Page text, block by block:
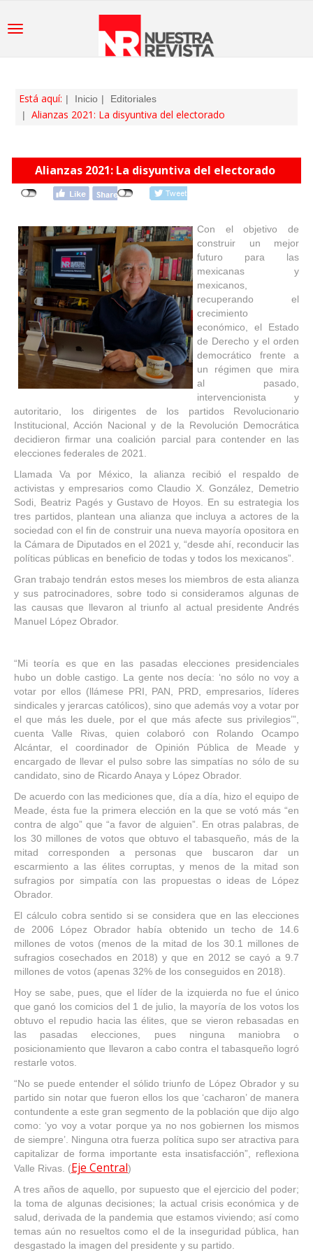
Está aquí: Inicio Editoriales
Alianzas 2021: La disyuntiva del electorado
Alianzas 2021: La disyuntiva del electorado
Con el objetivo de
construir un mejor
futuro para las
mexicanas y
mexicanos,
recuperando el
crecimiento
económico, el Estado
de Derecho y el orden
democrático frente a
un régimen que mira
al pasado,
intervencionista y
autoritario, los dirigentes de los partidos Revolucionario
Institucional, Acción Nacional y de la Revolución Democrática
decidieron firmar una coalición parcial para contender en las
elecciones federales de 2021.
Llamada Va por México, la alianza recibió el respaldo de
activistas y empresarios como Claudio X. González, Demetrio
Sodi, Beatriz Pagés y Gustavo de Hoyos. En su estrategia los
tres partidos, plantean una alianza que incluya a actores de la
sociedad con el fin de construir una nueva mayoría opositora en
la Cámara de Diputados en el 2021 y, “desde ahí, reconducir las
políticas públicas en beneficio de todas y todos los mexicanos”.
Gran trabajo tendrán estos meses los miembros de esta alianza
y sus patrocinadores, sobre todo si consideramos algunas de
las causas que llevaron al triunfo al actual presidente Andrés
Manuel López Obrador.
“Mi teoría es que en las pasadas elecciones presidenciales
hubo un doble castigo. La gente nos decía: ‘no sólo no voy a
votar por ellos (llámese PRI, PAN, PRD, empresarios, líderes
sindicales y jerarcas católicos), sino que además voy a votar por
el que más les duele, por el que más afecte sus privilegios’”,
cuenta Valle Rivas, quien colaboró con Rolando Ocampo
Alcántar, el coordinador de Opinión Pública de Meade y
encargado de llevar el pulso sobre las simpatías no sólo de su
candidato, sino de Ricardo Anaya y López Obrador.
De acuerdo con las mediciones que, día a día, hizo el equipo de
Meade, ésta fue la primera elección en la que se votó más “en
contra de algo” que“a favor de alguien”. En otras palabras, de
los 30 millones de votos que obtuvo el tabasqueño, más de la
mitad corresponden a personas que buscaron dar un
escarmiento a las élites corruptas, y menos de la mitad son
sufragios por simpatía con las propuestas o ideas de López
Obrador.
El cálculo cobra sentido si se considera que en las elecciones
de 2006 López Obrador había obtenido un techo de 14.6
millones de votos (menos de la mitad de los 30.1 millones de
sufragios cosechados en 2018) y que en 2012 se cayó a 9.7
millones de votos (apenas 32% de los conseguidos en 2018).
Hoy se sabe, pues, que el líder de la izquierda no fue el único
que ganó los comicios del 1 de julio, la mayoría de los votos los
obtuvo el repudio hacia las élites, que se vieron rebasadas en
las pasadas elecciones, pues ninguna maniobra o
posicionamiento que llevaron a cabo contra el tabasqueño logró
restarle votos.
“No se puede entender el sólido triunfo de López Obrador y su
partido sin notar que fueron ellos los que ‘cacharon’de manera
contundente a este gran segmento de la población que dijo algo
como: ‘yo voy a votar porque ya no nos gobiernen los mismos
de siempre’ . Ninguna otra fuerza política supo ser atractiva para
capitalizar de forma importante esta insatisfacción”, reflexiona
Valle Rivas. (Eje Central)
A tres años de aquello, por supuesto que el ejercicio del poder;
la toma de algunas decisiones; la actual crisis económica y de
salud, derivada de la pandemia que estamos viviendo; así como
temas aún no resueltos como el de la inseguridad pública, han
desgastado la imagen del presidente y su partido.